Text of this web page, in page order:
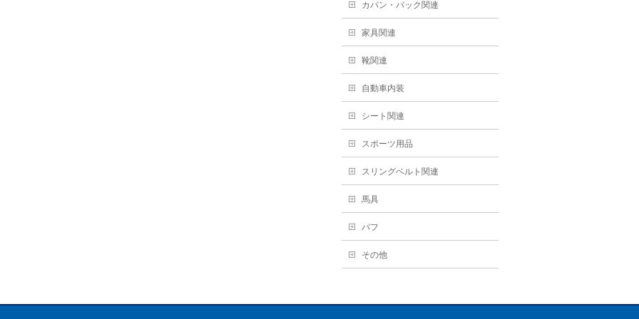
カバン・バック関連
家具関連
靴関連
自動車内装
シート関連
スポーツ用品
スリングベルト関連
馬具
バフ
その他